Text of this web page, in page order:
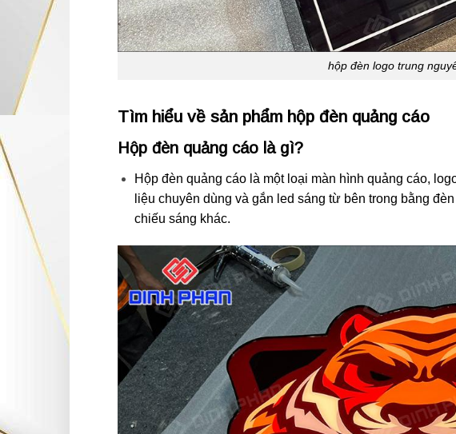
hộp đèn logo trung
Tìm hiểu về sản phẩm hộp đèn quảng cáo
Hộp đèn quảng cáo là gì?
Hộp đèn quảng cáo là một loại màn hình quảng cáo,
liệu chuyên dùng và gắn led sáng từ bên trong bằng
chiếu sáng khác.